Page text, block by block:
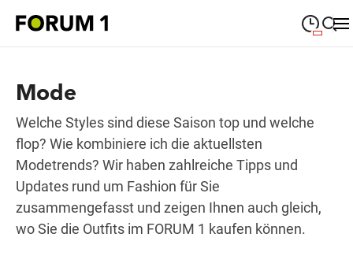
Dienstag
Mittwoch
MITTWOCH
DONNERSTAG
Freitag
FREITAG 09:00—
Mode
Welche Styles sind diese Saison top und welche
flop? Wie kombiniere ich die aktuellsten
Modetrends? Wir haben zahlreiche Tipps und
Updates rund um Fashion für Sie
zusammengefasst und zeigen Ihnen auch gleich,
wo Sie die Outfits im FORUM 1 kaufen können.